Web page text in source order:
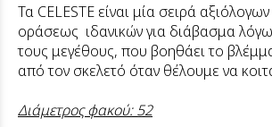
Τα CELESTE είναι μία σειρά
οράσεως ιδανικών για διάβασμα
τους μεγέθους, που βοηθάει το
από τον σκελετό όταν θέλουμε να
Διάμετρος φακού: 52